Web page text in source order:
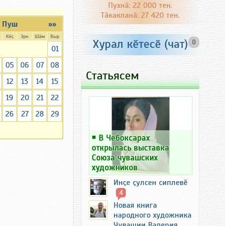
»»
Пуш
Кӗҫ Эрн Шӑм Выр
01
05 06 07
08
12 13 14
15
19 20 21
22
26 27 28
29
Пухнӑ: 22 000 тен.
Тӑкакланӑ: 27 420 тен.
0
Хурал кӗтесӗ (чат)
Статьясем
￭ В Чебоксарах
открылась выставка
Союза чувашских
художников
Инҫе ҫулсен сиплевӗ
4
Новая книга
народного художника